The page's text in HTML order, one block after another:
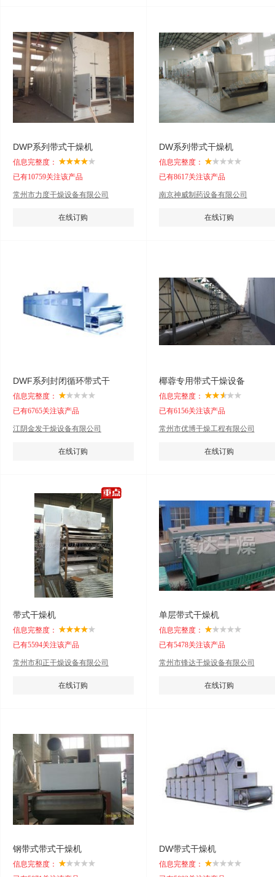
DWP系列带式干燥机
信息完整度：
已有10759关注该产品
常州市力度干燥设备有限公司
在线订购
DW系列带式干燥机
信息完整度：
已有8617关注该产品
南京神威制药设备有限公司
在线订购
DWF系列封闭循环带式干
信息完整度：
已有6765关注该产品
江阴金发干燥设备有限公司
在线订购
椰蓉专用带式干燥设备
信息完整度：
已有6156关注该产品
常州市优博干燥工程有限公司
在线订购
带式干燥机
信息完整度：
已有5594关注该产品
常州市和正干燥设备有限公司
在线订购
单层带式干燥机
信息完整度：
已有5478关注该产品
常州市锋达干燥设备有限公司
在线订购
钢带式带式干燥机
信息完整度：
DW带式干燥机
信息完整度：